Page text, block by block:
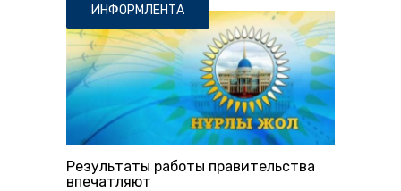
ИНФОРМЛЕНТА
Результаты работы правительства
впечатляют